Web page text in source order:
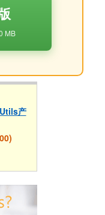
MB
产